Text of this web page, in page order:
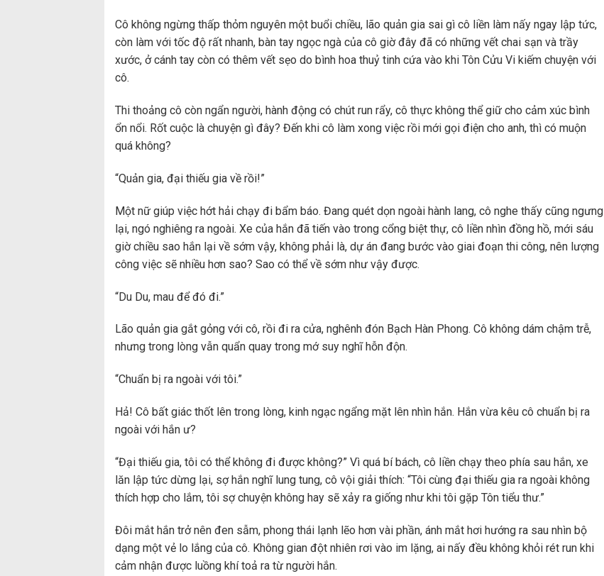
Cô không ngừng thấp thỏm nguyên một buổi chiều, lão quản gia sai gì cô liền làm nấy ngay lập tức,
còn làm với tốc độ rất nhanh, bàn tay ngọc ngà của cô giờ đây đã có những vết chai sạn và trầy
xước, ở cánh tay còn có thêm vết sẹo do bình hoa thuỷ tinh cứa vào khi Tôn Cửu Vi kiếm chuyện với
cô.
Thi thoảng cô còn ngẩn người, hành động có chút run rẩy, cô thực không thể giữ cho cảm xúc bình
ổn nổi. Rốt cuộc là chuyện gì đây? Đến khi cô làm xong việc rồi mới gọi điện cho anh, thì có muộn
quá không?
“Quản gia, đại thiếu gia về rồi!”
Một nữ giúp việc hớt hải chạy đi bẩm báo. Đang quét dọn ngoài hành lang, cô nghe thấy cũng ngưng
lại, ngó nghiêng ra ngoài. Xe của hắn đã tiến vào trong cổng biệt thự, cô liền nhìn đồng hồ, mới sáu
giờ chiều sao hắn lại về sớm vậy, không phải là, dự án đang bước vào giai đoạn thi công, nên lượng
công việc sẽ nhiều hơn sao? Sao có thể về sớm như vậy được.
“Du Du, mau để đó đi.”
Lão quản gia gắt gỏng với cô, rồi đi ra cửa, nghênh đón Bạch Hàn Phong. Cô không dám chậm trễ,
nhưng trong lòng vẫn quẩn quay trong mớ suy nghĩ hỗn độn.
“Chuẩn bị ra ngoài với tôi.”
Hả! Cô bất giác thốt lên trong lòng, kinh ngạc ngẩng mặt lên nhìn hắn. Hắn vừa kêu cô chuẩn bị ra
ngoài với hắn ư?
“Đại thiếu gia, tôi có thể không đi được không?” Vì quá bí bách, cô liền chạy theo phía sau hắn, xe
lăn lập tức dừng lại, sợ hắn nghĩ lung tung, cô vội giải thích: “Tôi cùng đại thiếu gia ra ngoài không
thích hợp cho lắm, tôi sợ chuyện không hay sẽ xảy ra giống như khi tôi gặp Tôn tiểu thư.”
Đôi mắt hắn trở nên đen sẫm, phong thái lạnh lẽo hơn vài phần, ánh mắt hơi hướng ra sau nhìn bộ
dạng một vẻ lo lắng của cô. Không gian đột nhiên rơi vào im lặng, ai nấy đều không khỏi rét run khi
cảm nhận được luồng khí toả ra từ người hắn.